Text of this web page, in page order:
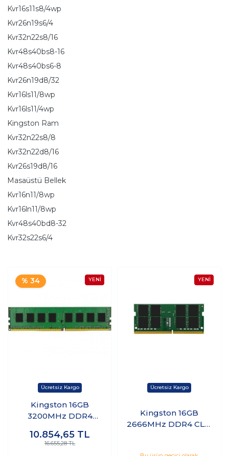
Kvr16s11s8/4wp
Kvr26n19s6/4
Kvr32n22s8/16
Kvr48s40bs8-16
Kvr48s40bs6-8
Kvr26n19d8/32
Kvr16ls11/8wp
Kvr16ls11/4wp
Kingston Ram
Kvr32n22s8/8
Kvr32n22d8/16
Kvr26s19d8/16
Masaüstü Bellek
Kvr16n11/8wp
Kvr16ln11/8wp
Kvr48s40bd8-32
Kvr32s22s6/4
% 34
Kingston 16GB
3200MHz DDR4
KVR32N22S8/16
10.854,65 TL
16.655,28 TL
Kingston 16GB
2666MHz DDR4 CL19